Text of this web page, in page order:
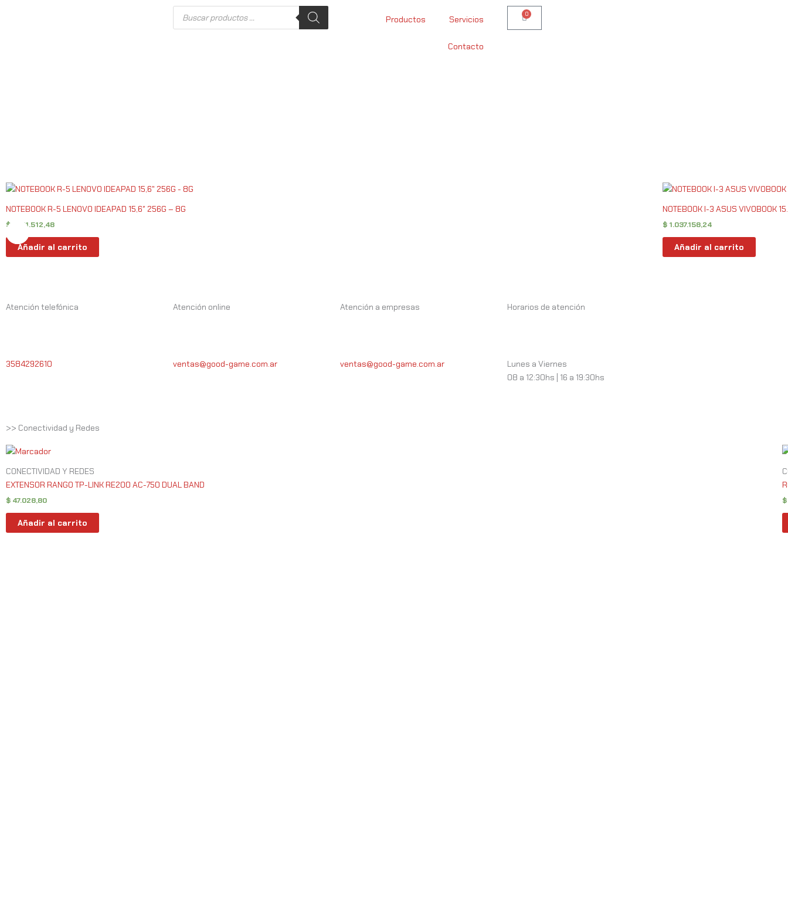
Búsqueda
productos
Productos Servicios
Contacto
0
Cart
NOTEBOOK R-5 LENOVO IDEAPAD 15,6″ 256G – 8G
$ 1.151.512,48
Añadir al carrito
NOTEBOOK I-3 ASUS VIVOBOOK
$ 1.037.158,24
Añadir al carrito
Atención telefónica
3584292610
Atención online
ventas@good-game.com.ar
Atención a empresas
ventas@good-game.com.ar
Horarios de atención
Lunes a Viernes
08 a 12:30hs | 16 a 19:30hs
>> Conectividad y Redes
CONECTIVIDAD Y REDES
EXTENSOR RANGO TP-LINK RE200 AC-750 DUAL BAND
$ 47.028,80
Añadir al carrito
$